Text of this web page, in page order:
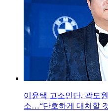
이윤택 고소인단, 곽도
소…“단호하게 대처할